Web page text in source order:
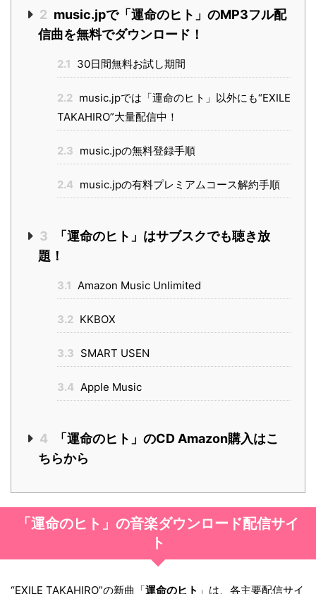
2 music.jpで「運命のヒト」のMP3フル配
信曲を無料でダウンロード！
2.1 30日間無料お試し期間
2.2 music.jpでは「運命のヒト」以外にも“EXILE
TAKAHIRO”大量配信中！
2.3 music.jpの無料登録手順
2.4 music.jpの有料プレミアムコース解約手順
3
「運命のヒト」はサブスクでも聴き放
題！
3.1 Amazon Music Unlimited
3.2 KKBOX
3.3 SMART USEN
3.4 Apple Music
4
「運命のヒト」のCD Amazon購入はこ
ちらから
「運命のヒト」の音楽ダウンロード配信サイ
ト
“EXILE TAKAHIRO”の新曲「運命のヒト 」は、各主要配信サイ